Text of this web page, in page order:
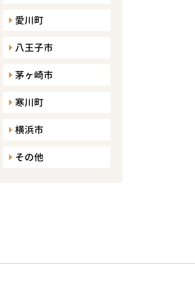
愛川町
八王子市
茅ヶ崎市
寒川町
横浜市
その他